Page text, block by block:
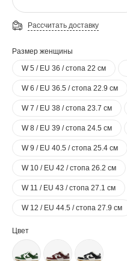
Рассчитать доставку
Размер женщины
W 5 / EU 36 / стопа 22 см
W 6 / EU 36.5 / стопа 22.9 см
W 7 / EU 38 / стопа 23.7 см
W 8 / EU 39 / стопа 24.5 см
W 9 / EU 40.5 / стопа 25.4 см
W 10 / EU 42 / стопа 26.2 см
W 11 / EU 43 / стопа 27.1 см
W 12 / EU 44.5 / стопа 27.9 см
Цвет